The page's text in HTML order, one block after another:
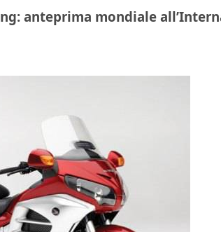
anteprima mondiale